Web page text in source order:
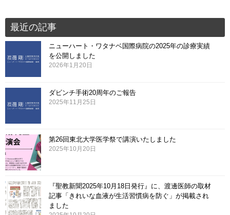
ョ
ン最近の記事
ニューハート・ワタナベ国際病院の2025年の診療実績
を公開しました
2026年1月20日
ダビンチ手術20周年のご報告
2025年11月25日
第26回東北大学医学祭で講演いたしました
2025年10月20日
『聖教新聞2025年10月18日発行』に、渡邊医師の取材
記事「きれいな血液が生活習慣病を防ぐ」が掲載され
ました